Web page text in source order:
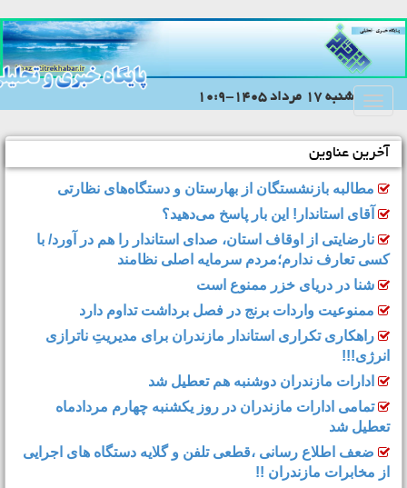
Toggle
شنبه 17 مرداد 1405-10:9
آخرین عناوین
مطالبه بازنشستگان از بهارستان و دستگاه‌های نظارتی
آقای استاندار! این بار پاسخ می‌دهید؟
نارضایتی از اوقاف استان، صدای استاندار را هم در آورد/ با
کسی تعارف ندارم؛مردم سرمایه اصلی نظامند
شنا در دریای خزر ممنوع است
ممنوعیت واردات برنج در فصل برداشت تداوم دارد
راهکاری تکراری استاندار مازندران برای مدیریتِ ناترازی
انرژی!!!
ادارات مازندران دوشنبه هم تعطیل شد
تمامی ادارات مازندران در روز یکشنبه چهارم مردادماه
تعطیل شد
ضعف اطلاع رسانی ،قطعی تلفن و گلایه دستگاه های اجرایی
از مخابرات مازندران !!